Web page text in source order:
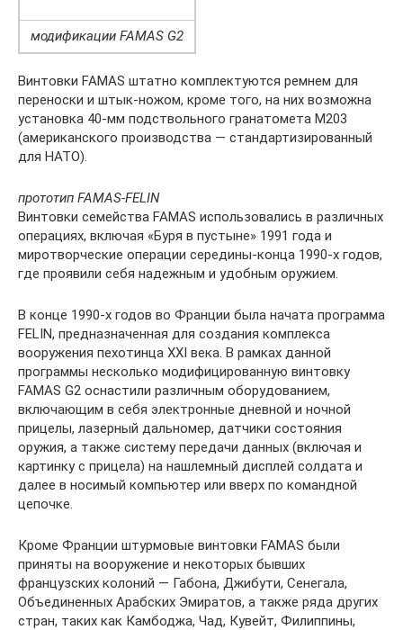
модификации FAMAS G2
Винтовки FAMAS штатно комплектуются ремнем для
переноски и штык-ножом, кроме того, на них возможна
установка 40-мм подствольного гранатомета М203
(американского производства — стандартизированный
для НАТО).
прототип FAMAS-FELIN
Винтовки семейства FAMAS использовались в различных
операциях, включая «Буря в пустыне» 1991 года и
миротворческие операции середины-конца 1990-х годов,
где проявили себя надежным и удобным оружием.
В конце 1990-х годов во Франции была начата программа
FELIN, предназначенная для создания комплекса
вооружения пехотинца XXI века. В рамках данной
программы несколько модифицированную винтовку
FAMAS G2 оснастили различным оборудованием,
включающим в себя электронные дневной и ночной
прицелы, лазерный дальномер, датчики состояния
оружия, а также систему передачи данных (включая и
картинку с прицела) на нашлемный дисплей солдата и
далее в носимый компьютер или вверх по командной
цепочке.
Кроме Франции штурмовые винтовки FAMAS были
приняты на вооружение и некоторых бывших
французских колоний — Габона, Джибути, Сенегала,
Объединенных Арабских Эмиратов, а также ряда других
стран, таких как Камбоджа, Чад, Кувейт, Филиппины,